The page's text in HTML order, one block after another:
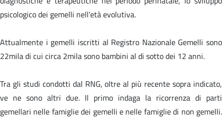
psicologico dei gemelli nell’età evolutiva.
Attualmente i gemelli iscritti al Registro Nazionale Gemelli sono
22mila di cui circa 2mila sono bambini al di sotto dei 12 anni.
Tra gli studi condotti dal RNG, oltre al più recente sopra indicato,
ve ne sono altri due. Il primo indaga la ricorrenza di parti
gemellari nelle famiglie dei gemelli e nelle famiglie di non gemelli.